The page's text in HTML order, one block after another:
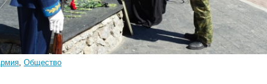
, Общество